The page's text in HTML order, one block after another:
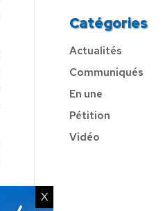
Catégories
Actualités
Communiqués
En une
Pétition
Vidéo
X